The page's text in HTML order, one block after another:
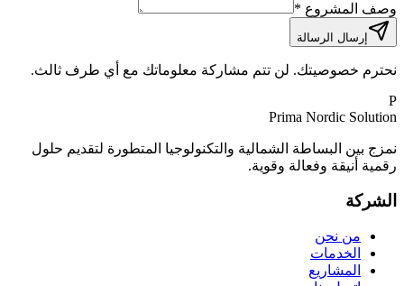
وصف المشروع *
إرسال الرسالة
نحترم خصوصيتك. لن تتم مشاركة معلوماتك مع أي طرف ثالث.
P
Prima Nordic Solution
نمزج بين البساطة الشمالية والتكنولوجيا المتطورة لتقديم حلول
رقمية أنيقة وفعالة وقوية.
الشركة
من نحن
الخدمات
المشاريع